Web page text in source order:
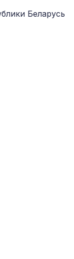
Беларусь